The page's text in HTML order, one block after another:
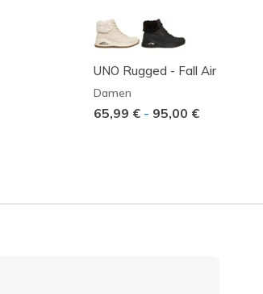
UNO Rugged - Fall Air
Damen
65,99 € - 95,00 €